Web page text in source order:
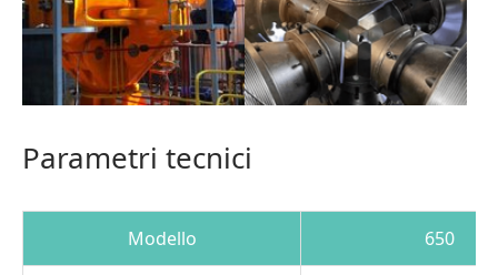
Parametri tecnici
Modello 650